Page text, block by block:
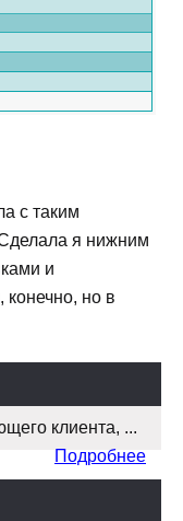
с таким
я нижним
и
конечно, но в
клиента, ...
Подробнее